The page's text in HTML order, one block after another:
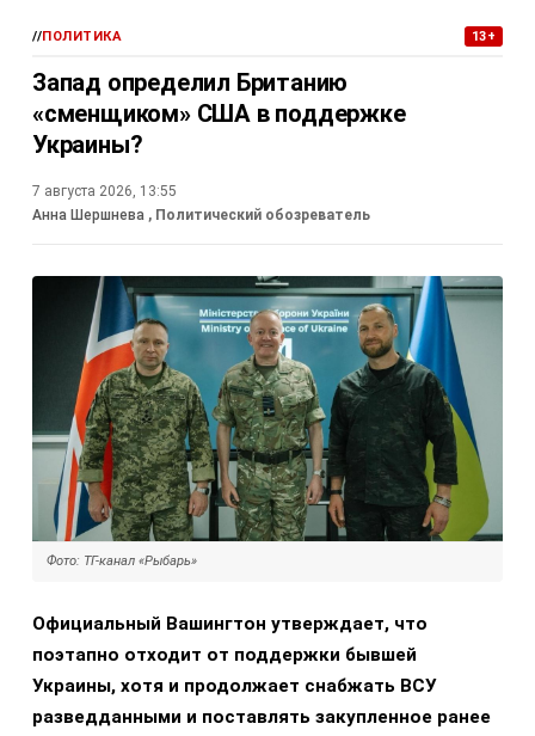
//ПОЛИТИКА 13+
Запад определил Британию
«сменщиком» США в поддержке
Украины?
7 августа 2026, 13:55
Анна Шершнева , Политический обозреватель
Фото: ТГ-канал «Рыбарь»
Официальный Вашингтон утверждает, что
поэтапно отходит от поддержки бывшей
Украины, хотя и продолжает снабжать ВСУ
разведданными и поставлять закупленное ранее